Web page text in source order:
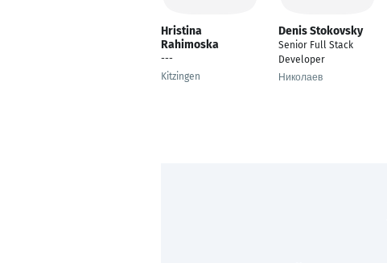
Hristina
Rahimoska
---
Kitzingen
Denis Stokovsky
Senior Full Stack
Developer
Николаев